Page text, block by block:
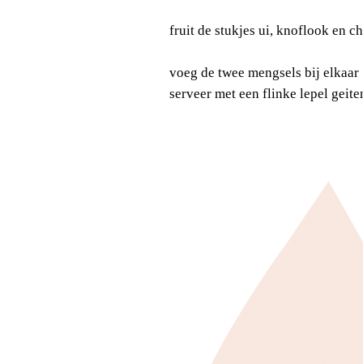
fruit de stukjes ui, knoflook en
voeg de twee mengsels bij elkaar
serveer met een flinke lepel